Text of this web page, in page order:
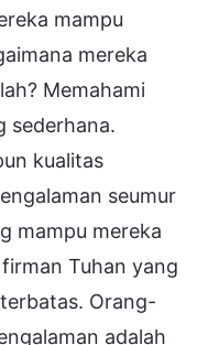
mampu
mereka
Memahami
sederhana.
kualitas
seumur
mampu mereka
Tuhan yang
Orang-
adalah